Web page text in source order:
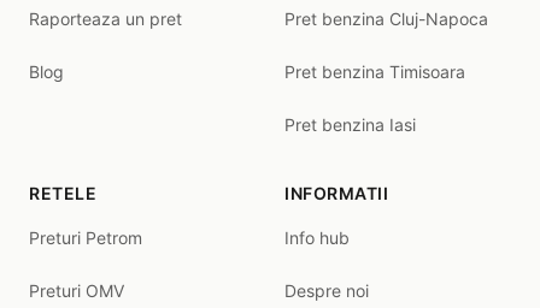
Raporteaza un pret
Blog
Pret benzina Cluj-Napoca
Pret benzina Timisoara
Pret benzina Iasi
RETELE
Preturi Petrom
Preturi OMV
INFORMATII
Info hub
Despre noi